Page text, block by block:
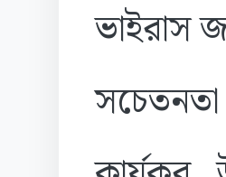
ভাইরাস
সচেতনতা